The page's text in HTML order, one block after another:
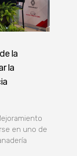
la
la
en uno de